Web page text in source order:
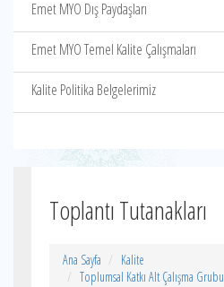
Emet MYO Dış Paydaşları
Emet MYO Temel Kalite Çalışmaları
Kalite Politika Belgelerimiz
Toplantı Tutanakları
Ana Sayfa
Kalite
Toplumsal Katkı Alt Çalışma Grubu